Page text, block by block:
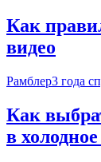
Как
видео
Рамблер3 года
Как
в